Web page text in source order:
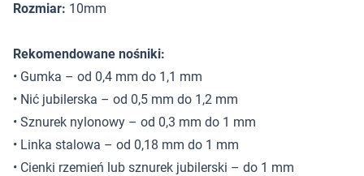
Rozmiar: 10mm
Rekomendowane nośniki:
• Gumka – od 0,4 mm do 1,1 mm
• Nić jubilerska – od 0,5 mm do 1,2 mm
• Sznurek nylonowy – od 0,3 mm do 1 mm
• Linka stalowa – od 0,18 mm do 1 mm
• Cienki rzemień lub sznurek jubilerski – do 1 mm